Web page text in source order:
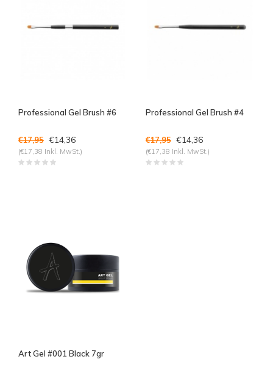
Professional Gel Brush #6
€17,95 €14,36
(€17,38 Inkl. MwSt.)
Professional Gel Brush #4
€17,95 €14,36
(€17,38 Inkl. MwSt.)
Art Gel #001 Black 7gr